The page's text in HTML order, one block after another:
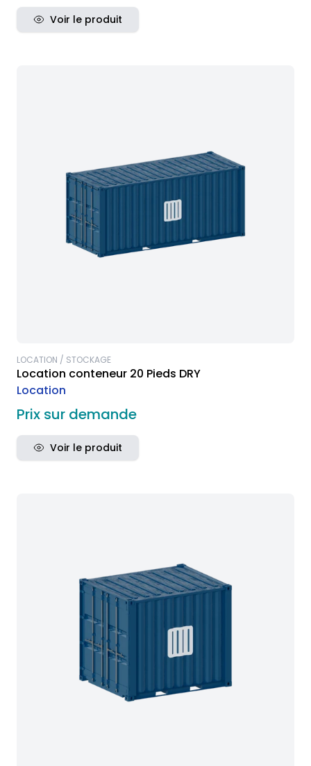
Voir le produit
LOCATION / STOCKAGE
Location conteneur 20 Pieds DRY
Location
Prix sur demande
Voir le produit